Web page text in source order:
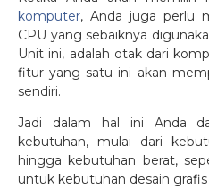
komputer, Anda juga perlu
CPU yang sebaiknya
Unit ini, adalah otak dari
fitur yang satu ini akan
sendiri.
Jadi dalam hal ini Anda
kebutuhan, mulai dari
hingga kebutuhan berat,
untuk kebutuhan desain grafis